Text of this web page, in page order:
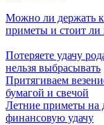
Можно ли держать
приметы и стоит ли
Потеряете удачу
нельзя выбрасывать
Притягиваем
бумагой и свечой
Летние приметы на
финансовую удачу